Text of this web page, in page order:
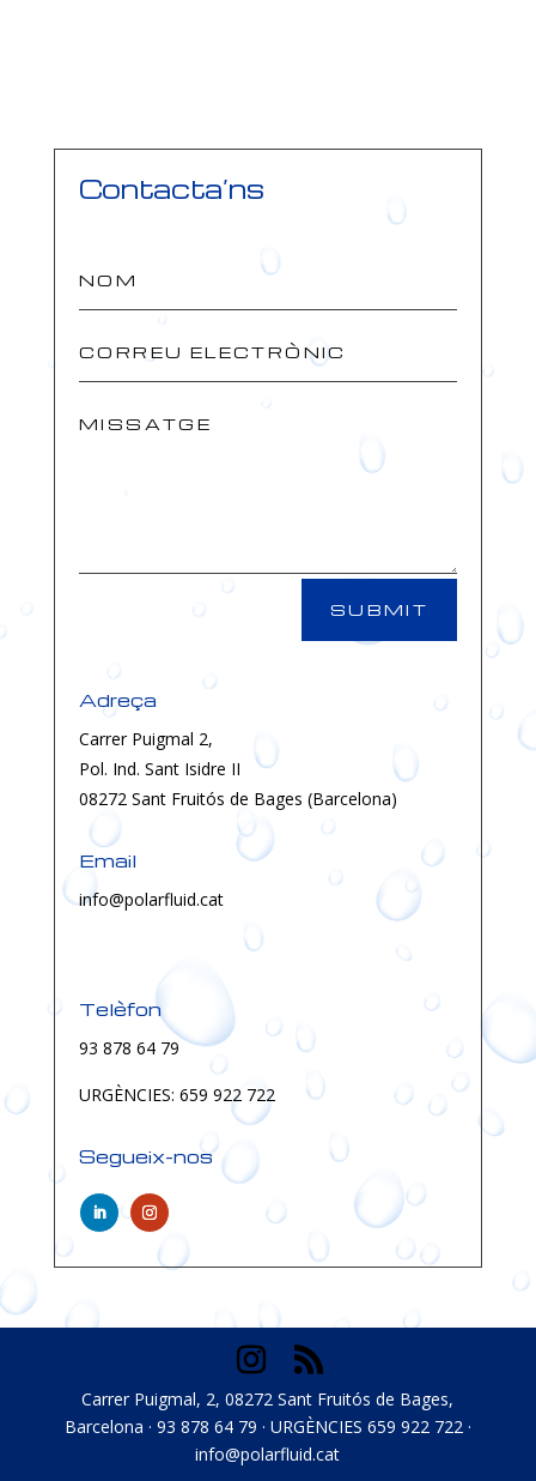
Contacta’ns
SUBMIT
Adreça
Carrer Puigmal 2,
Pol. Ind. Sant Isidre II
08272 Sant Fruitós de Bages (Barcelona)
Email
info@polarfluid.cat
Telèfon
93 878 64 79
URGÈNCIES: 659 922 722
Segueix-nos
Carrer Puigmal, 2, 08272 Sant Fruitós de Bages,
Barcelona · 93 878 64 79 · URGÈNCIES 659 922 722 ·
info@polarfluid.cat